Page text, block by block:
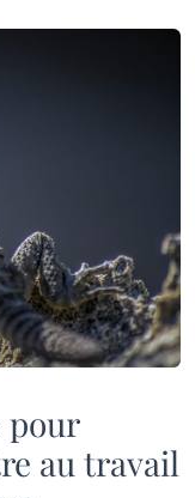
pour
au travail